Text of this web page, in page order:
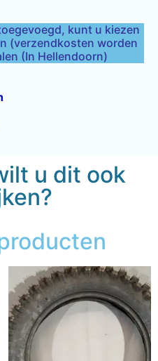
kunt u kiezen
(verzendkosten worden
(In Hellendoorn)
u dit ook